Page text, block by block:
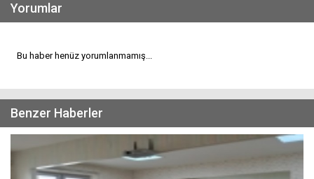
Yorumlar
Bu haber henüz yorumlanmamış...
Benzer Haberler